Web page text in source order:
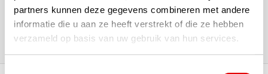
partners kunnen deze gegevens combineren met andere
informatie die u aan ze heeft verstrekt of die ze hebben
verzameld op basis van uw gebruik van hun services.
Google
Reviews: Onze klanten aan het
woord